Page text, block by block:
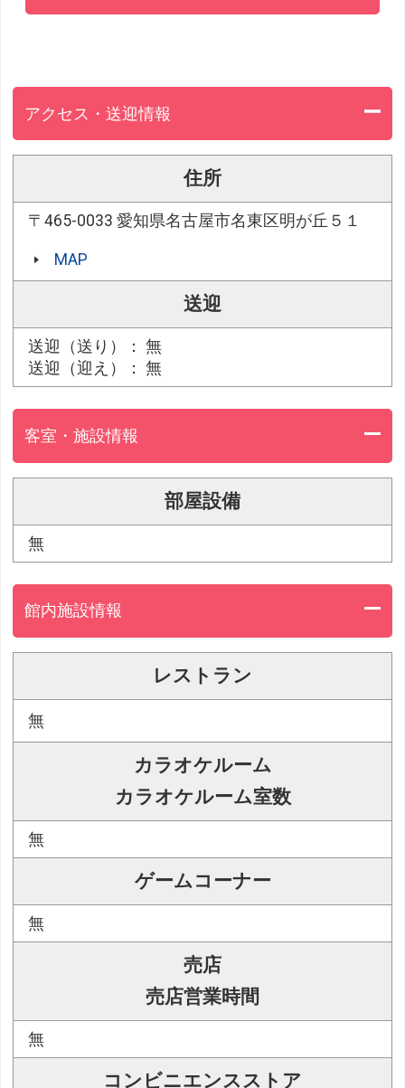
アクセス・送迎情報
住所
〒465-0033 愛知県名古屋市名東区明が丘５１
MAP
送迎
送迎（送り）： 無
送迎（迎え）： 無
客室・施設情報
部屋設備
無
館内施設情報
レストラン
無
カラオケルーム
カラオケルーム室数
無
ゲームコーナー
無
売店
売店営業時間
無
コンビニエンスストア